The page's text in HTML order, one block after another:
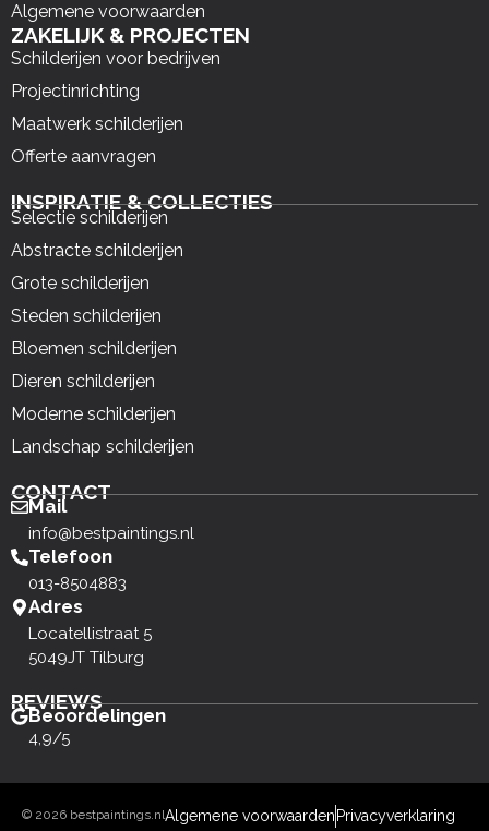
Algemene voorwaarden
ZAKELIJK & PROJECTEN
Schilderijen voor bedrijven
Projectinrichting
Maatwerk schilderijen
Offerte aanvragen
INSPIRATIE & COLLECTIES
Selectie schilderijen
Abstracte schilderijen
Grote schilderijen
Steden schilderijen
Bloemen schilderijen
Dieren schilderijen
Moderne schilderijen
Landschap schilderijen
CONTACT
Mail
info@bestpaintings.nl
Telefoon
013-8504883
Adres
Locatellistraat 5
5049JT Tilburg
REVIEWS
Beoordelingen
4,9/5
© 2026 bestpaintings.nlAlgemene voorwaarden Privacyverklaring